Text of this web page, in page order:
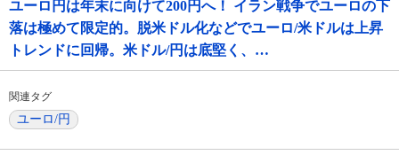
ユーロ円は年末に向けて200円へ！ イラン戦争でユーロの下
落は極めて限定的。脱米ドル化などでユーロ/米ドルは上昇
トレンドに回帰。米ドル/円は底堅く、…
関連タグ
ユーロ/円